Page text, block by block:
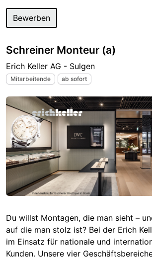
Bewerben
Schreiner Monteur (a)
Erich Keller AG - Sulgen
Mitarbeitende ab sofort
Du willst Montagen, die man sieht –
auf die man stolz ist? Bei der Erich
im Einsatz für nationale und
Kunden. Unsere vier